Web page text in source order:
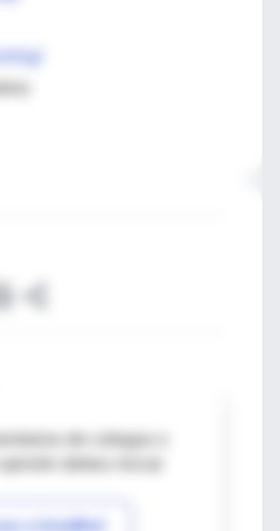
ng/
de colegas o
a IntraMed